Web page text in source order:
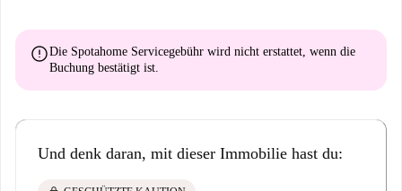
errorDie Spotahome Servicegebühr wird nicht erstattet , wenn die
Buchung bestätigt ist.
Und denk daran, mit dieser Immobilie hast du: